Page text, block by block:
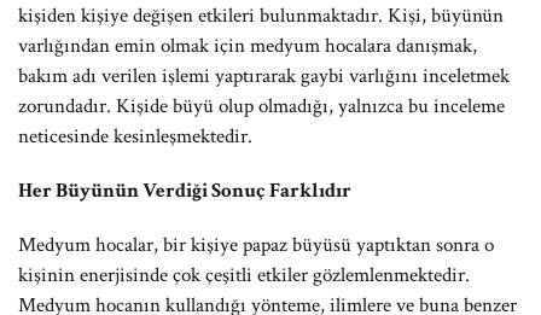
kişiden kişiye değişen etkileri bulunmaktadır. Kişi, büyünün
varlığından emin olmak için medyum hocalara danışmak,
bakım adı verilen işlemi yaptırarak gaybi varlığını inceletmek
zorundadır. Kişide büyü olup olmadığı, yalnızca bu inceleme
neticesinde kesinleşmektedir.
Her Büyünün Verdiği Sonuç Farklıdır
Medyum hocalar, bir kişiye papaz büyüsü yaptıktan sonra o
kişinin enerjisinde çok çeşitli etkiler gözlemlenmektedir.
Medyum hocanın kullandığı yönteme, ilimlere ve buna benzer